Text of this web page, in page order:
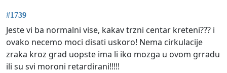
#1739
Jeste vi ba normalni vise, kakav trzni centar kreteni??? i
ovako necemo moci disati uskoro! Nema cirkulacije
zraka kroz grad uopste ima li iko mozga u ovom grradu
ili su svi moroni retardirani!!!!!